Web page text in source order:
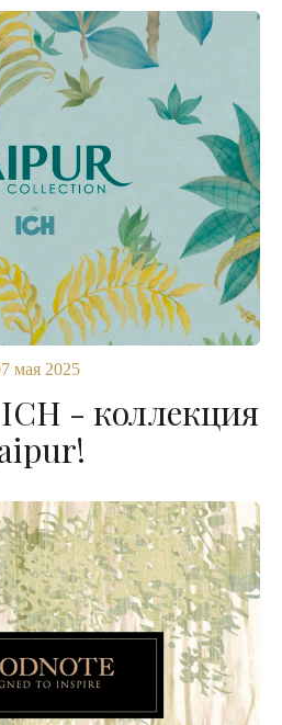
мая 2025
- коллекция